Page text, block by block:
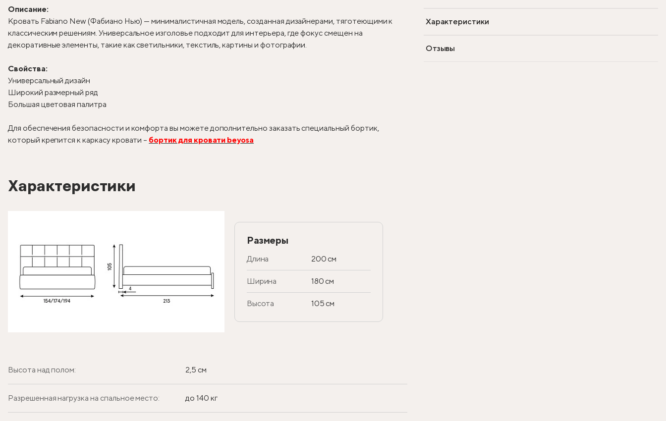
Описание:
Кровать Fabiano New (Фабиано Нью) — минималистичная модель, созданная дизайнерами, тяготеющими к
классическим решениям. Универсальное изголовье подходит для интерьера, где фокус смещен на
декоративные элементы, такие как светильники, текстиль, картины и фотографии.
Свойства:
Универсальный дизайн
Широкий размерный ряд
Большая цветовая палитра
Для обеспечения безопасности и комфорта вы можете дополнительно заказать специальный бортик,
который крепится к каркасу кровати – бортик для кровати beyosa
Характеристики
Размеры
Длина 200 см
Ширина 180 см
Высота 105 см
Высота над полом: 2,5 см
Разрешенная нагрузка на спальное место: до 140 кг
Характеристики
Отзывы